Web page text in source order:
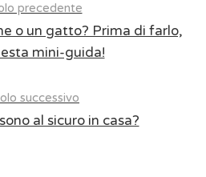
precedente
o un gatto? Prima di farlo,
mini-guida!
successivo
al sicuro in casa?